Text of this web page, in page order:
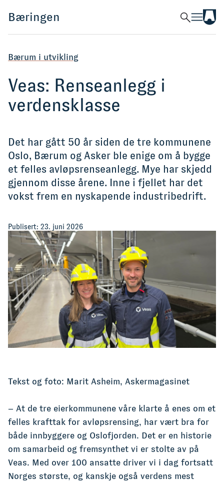
Bæringen SøkMeny
Til
Bærum i utvikling
Veas: Renseanlegg i
verdensklasse
Det har gått 50 år siden de tre kommunene
Oslo, Bærum og Asker ble enige om å bygge
et felles avløpsrenseanlegg. Mye har skjedd
gjennom disse årene. Inne i fjellet har det
vokst frem en nyskapende industribedrift.
Publisert: 23. juni 2026
Tekst og foto: Marit Asheim, Askermagasinet
– At de tre eierkommunene våre klarte å enes om et
felles krafttak for avløpsrensing, har vært bra for
både innbyggere og Oslofjorden. Det er en historie
om samarbeid og fremsynthet vi er stolte av på
Veas. Med over 100 ansatte driver vi i dag fortsatt
Norges største, og kanskje også verdens mest